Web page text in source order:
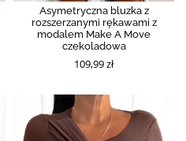
Asymetryczna bluzka z
rozszerzanymi rękawami z
modalem Make A Move
czekoladowa
109,99 zł